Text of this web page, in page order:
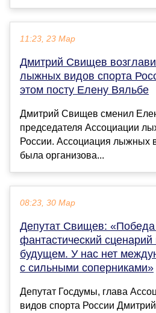
11:23, 23 Мар
Дмитрий Свищев
лыжных видов спорта
этом посту Елену Вяльбе
Дмитрий Свищев сменил
председателя Ассоциации
России. Ассоциация лыжных
была организова...
08:23, 30 Мар
Депутат Свищев:
фантастический
будущем. У нас нет
с сильными соперниками»
Депутат Госдумы, глава
видов спорта России